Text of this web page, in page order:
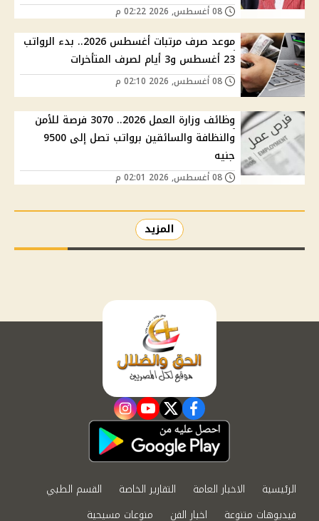
موعد صرف مرتبات أغسطس 2026.. بدء الرواتب
23 أغسطس و3 أيام لصرف المتأخرات
وظائف وزارة العمل 2026.. 3070 فرصة للأمن
والنظافة والسائقين برواتب تصل إلى 9500
جنيه
المزيد
facebook
twitter
youtube
instagram
الرئيسية الاخبار العامة التقارير الخاصة
القسم الطبي
فيديوهات متنوعة
اخبار الفن منوعات مسيحية